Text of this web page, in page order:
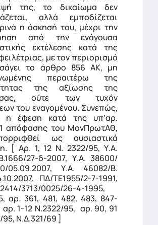
της, το δικαίωμα δεν
αλλά εμποδίζεται
η άσκησή του, μέχρι την
από την ενάγουσα
εκτέλεσης κατά της
με τον περιορισμό
το άρθρο 856 ΑΚ, μη
περαιτέρω της
της αξίωσης της
ούτε των τυχόν
του εναγομένου. Συνεπώς,
η έφεση κατά της υπ’αρ.
απόφασης του ΜονΠρωτΑθ,
ως ουσιαστικά
[ Αρ. 1, 12 N. 2322/95, Υ.Α.
27-δ-2007, Υ.Α. 38600/
05.09.2007, Υ.Α. 46082/Β.
ΠΔ/ΤΕ1955/2-7-1991,
3713/0025/26-4-1995,
αρ. 361, 481, 482, 483, 847-
αρ. 1-12 Ν.2322/95, αρ. 90, 91
Ν.Δ.321/69 ]